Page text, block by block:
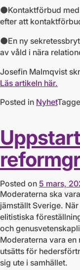
⚫️Kontaktförbud
efter att
⚫️En ny
av våld i nära
Josefin Malmqvist
Läs artikeln här.
Posted in Nyhet
Posted on 5 mars,
Moderaterna ska
jämställt Sverige.
elitistiska
och
Moderaterna vara
utsätts för
sig ute i samhället.